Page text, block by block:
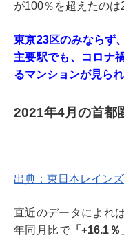
が100％を超えたのは
東京23区のみならず
主要駅でも、コロナ
るマンションが見ら
2021年4月の首都
出典：東日本レインズ
直近のデータによれ
年同月比で「+16.1％